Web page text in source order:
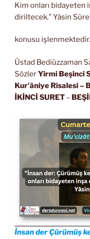
Kim onları bidayeten
diriltecek.” Yâsin
konusu işlenmektedir.
Üstad Bediüzzaman
SözlerYirmi Beşinci
Kur’âniye Risalesi–
İKİNCİ SURET –
İnsan der Çürümüş